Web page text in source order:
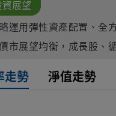
資展望
運用彈性資產配置、全
市展望均衡， 成長股、
走勢 淨值走勢